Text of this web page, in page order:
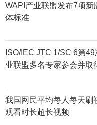
WAPI产业联盟发布7项新
体标准
ISO/IEC JTC 1/SC 6第
业联盟多名专家参会并取
我国网民平均每人每天刷
观看时长超长视频